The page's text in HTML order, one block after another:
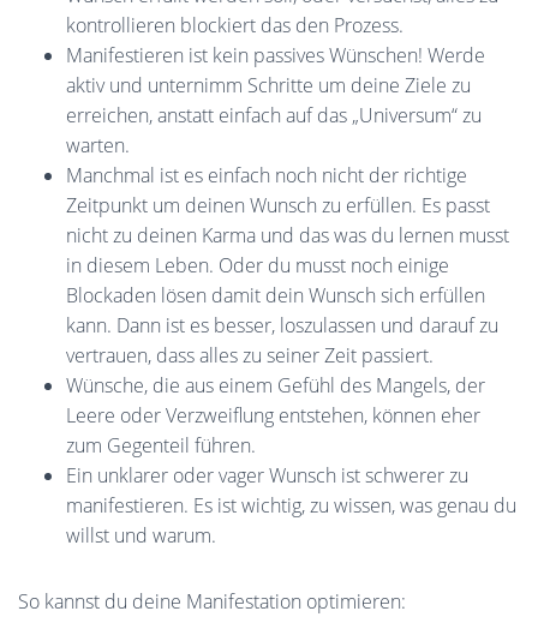
kontrollieren blockiert das den Prozess.
Manifestieren ist kein passives Wünschen! Werde
aktiv und unternimm Schritte um deine Ziele zu
erreichen, anstatt einfach auf das „Universum“ zu
warten.
Manchmal ist es einfach noch nicht der richtige
Zeitpunkt um deinen Wunsch zu erfüllen. Es passt
nicht zu deinen Karma und das was du lernen musst
in diesem Leben. Oder du musst noch einige
Blockaden lösen damit dein Wunsch sich erfüllen
kann. Dann ist es besser, loszulassen und darauf zu
vertrauen, dass alles zu seiner Zeit passiert.
Wünsche, die aus einem Gefühl des Mangels, der
Leere oder Verzweiflung entstehen, können eher
zum Gegenteil führen.
Ein unklarer oder vager Wunsch ist schwerer zu
manifestieren. Es ist wichtig, zu wissen, was genau du
willst und warum.
So kannst du deine Manifestation optimieren: